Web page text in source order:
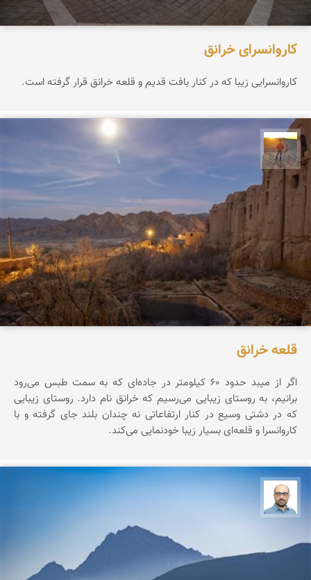
کاروانسرای خرانق
کاروانسرایی زیبا که در کنار بافت قدیم و قلعه خرانق قرار گرفته است.
قلعه خرانق
اگر از میبد حدود ۶۰ کیلومتر در جاده‌ای که به سمت طبس می‌رود
برانیم، به روستای زیبایی می‌رسیم که خرانق نام دارد. روستای زیبایی
که در دشتی وسیع در کنار ارتفاعاتی نه چندان بلند جای گرفته و با
کاروانسرا و قلعه‌ای بسیار زیبا خودنمایی می‌کند.